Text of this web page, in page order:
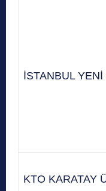
İSTANBUL
KTO KARATAY